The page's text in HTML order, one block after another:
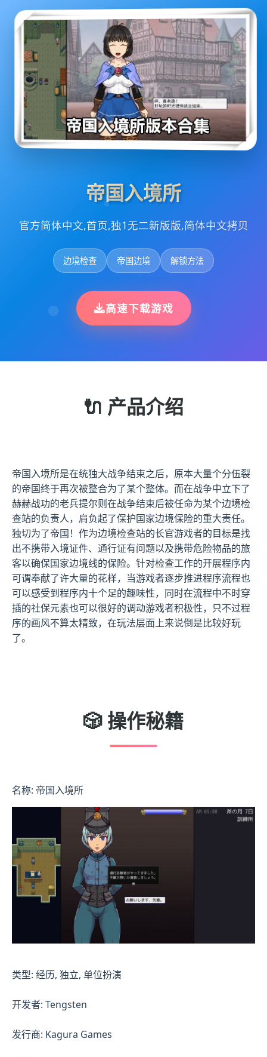
帝国入境所
官方简体中文,首页,独1无二新版版,简体中文拷贝
边境检查 帝国边境 解锁方法
高速下载游戏
🔌 产品介绍
帝国入境所是在统独大战争结束之后，原本大量个分伍裂
的帝国终于再次被整合为了某个整体。而在战争中立下了
赫赫战功的老兵提尔则在战争结束后被任命为某个边境检
查站的负责人，肩负起了保护国家边境保险的重大责任。
独切为了帝国！作为边境检查站的长官游戏者的目标是找
出不携带入境证件、通行证有问题以及携带危险物品的旅
客以确保国家边境线的保险。针对检查工作的开展程序内
可谓奉献了许大量的花样，当游戏者逐步推进程序流程也
可以感受到程序内十个足的趣味性，同时在流程中不时穿
插的社保元素也可以很好的调动游戏者积极性，只不过程
序的画风不算太精致，在玩法层面上来说倒是比较好玩
了。
🎲 操作秘籍
名称: 帝国入境所
类型: 经历, 独立, 单位扮演
开发者: Tengsten
发行商: Kagura Games